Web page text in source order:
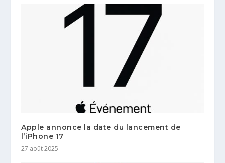
Apple annonce la date du lancement de
l’iPhone 17
27 août 2025